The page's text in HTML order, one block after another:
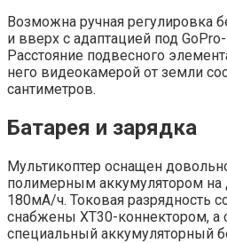
Возможна ручная регулировка
и вверх с адаптацией под
Расстояние подвесного
него видеокамерой от земли
сантиметров.
Батарея и зарядка
Мультикоптер оснащен
полимерным аккумулятором на
180мА/ч. Токовая разрядность
снабжены XT30-коннектором,
специальный аккумуляторный